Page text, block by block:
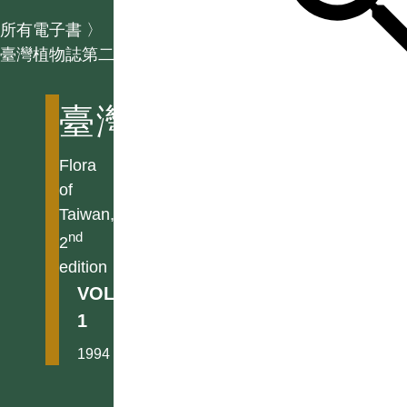
所有電子書 〉
臺灣植物誌第二版
臺灣植物誌第二版
Flora
of
Taiwan,
2nd
edition
VOL.
1
1994